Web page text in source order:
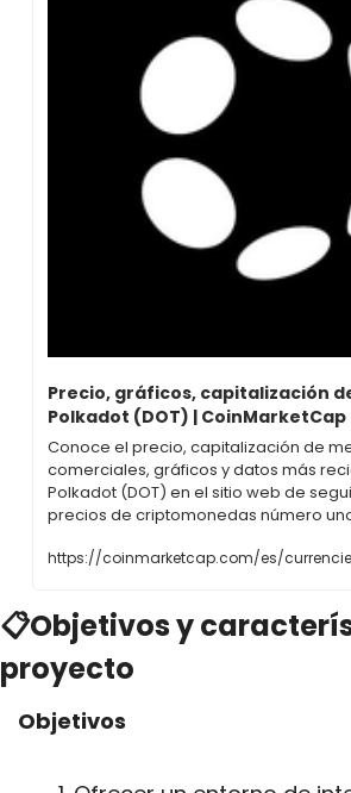
Precio, gráficos, capitalización
Polkadot (DOT) | CoinMarketCap
Conoce el precio, capitalización de
comerciales, gráficos y datos más
Polkadot (DOT) en el sitio web de
precios de criptomonedas número
https://coinmarketcap.com/es/
📋Objetivos y
proyecto
Objetivos